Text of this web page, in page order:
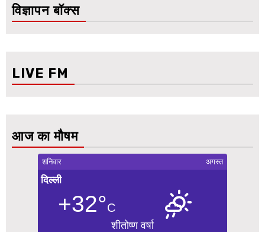
विज्ञापन बॉक्स
LIVE FM
आज का मौषम
शनिवार अगस्त
दिल्ली
+32°C
शीतोष्ण वर्षा